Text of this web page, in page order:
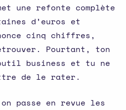
une refonte complète
d’euros et
cinq chiffres,
Pourtant, ton
business et tu ne
de le rater.
passe en revue les